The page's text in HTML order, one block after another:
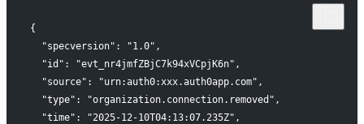
{
  "specversion": "1.0",
  "id": "evt_nr4jmfZBjC7k94xVCpjK6n",
  "source": "urn:auth0:xxx.auth0app.com",
  "type": "organization.connection.removed",
  "time": "2025-12-10T04:13:07.235Z",